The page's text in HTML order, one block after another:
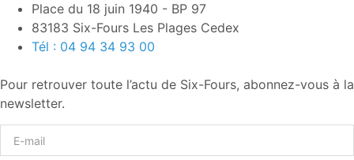
Place du 18 juin 1940 - BP 97
83183 Six-Fours Les Plages Cedex
Tél : 04 94 34 93 00
Pour retrouver toute l’actu de Six-Fours, abonnez-vous à la
newsletter.